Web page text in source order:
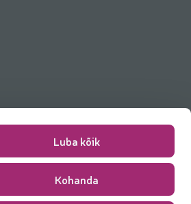
Luba kõik
Kohanda
0,00 €
0,00 €